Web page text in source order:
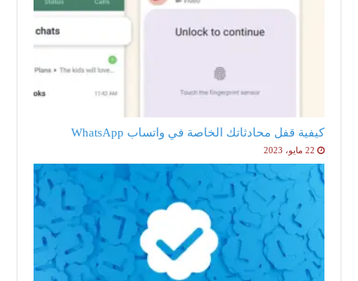
كيفية قفل محادثاتك الخاصة في واتساب WhatsApp
22 مايو، 2023